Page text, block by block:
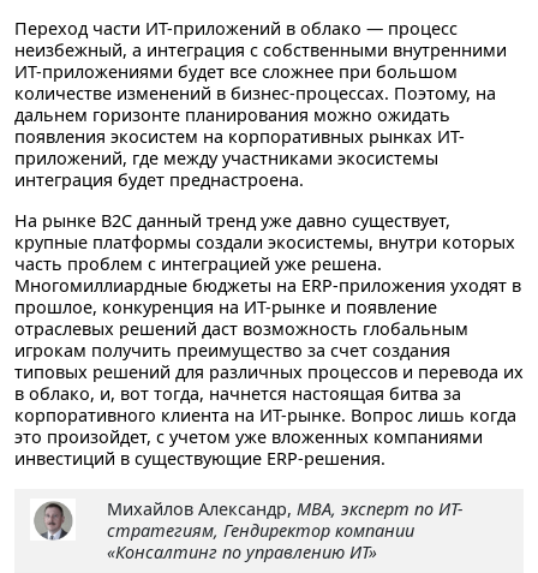
Переход части ИТ-приложений в облако — процесс
неизбежный, а интеграция с собственными внутренними
ИТ-приложениями будет все сложнее при большом
количестве изменений в бизнес-процессах. Поэтому, на
дальнем горизонте планирования можно ожидать
появления экосистем на корпоративных рынках ИТ-
приложений, где между участниками экосистемы
интеграция будет преднастроена.
На рынке B2C данный тренд уже давно существует,
крупные платформы создали экосистемы, внутри которых
часть проблем с интеграцией уже решена.
Многомиллиардные бюджеты на ERP-приложения уходят в
прошлое, конкуренция на ИТ-рынке и появление
отраслевых решений даст возможность глобальным
игрокам получить преимущество за счет создания
типовых решений для различных процессов и перевода их
в облако, и, вот тогда, начнется настоящая битва за
корпоративного клиента на ИТ-рынке. Вопрос лишь когда
это произойдет, с учетом уже вложенных компаниями
инвестиций в существующие ERP-решения.
Михайлов Александр, MBA, эксперт по ИТ-
стратегиям, Гендиректор компании
«Консалтинг по управлению ИТ»